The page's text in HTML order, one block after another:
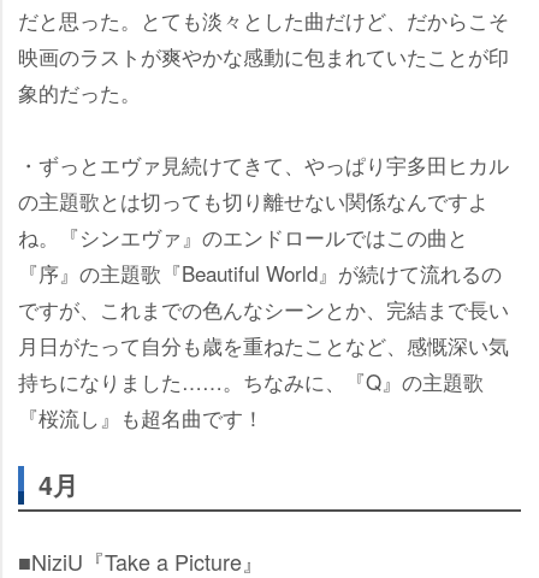
だと思った。とても淡々とした曲だけど、だからこそ
映画のラストが爽やかな感動に包まれていたことが印
象的だった。
・ずっとエヴァ見続けてきて、やっぱり宇多田ヒカル
の主題歌とは切っても切り離せない関係なんですよ
ね。『シンエヴァ』のエンドロールではこの曲と
『序』の主題歌『Beautiful World』が続けて流れるの
ですが、これまでの色んなシーンとか、完結まで長い
月日がたって自分も歳を重ねたことなど、感慨深い気
持ちになりました……。ちなみに、『Q』の主題歌
『桜流し』も超名曲です！
4月
■NiziU『Take a Picture』